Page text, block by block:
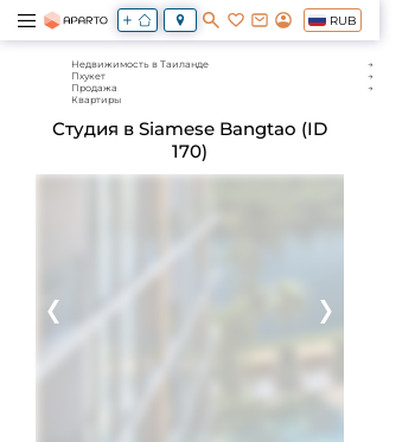
RUB
Недвижимость в Таиланде
Пхукет
Продажа
Квартиры
Студия в Siamese Bangtao (ID
170)